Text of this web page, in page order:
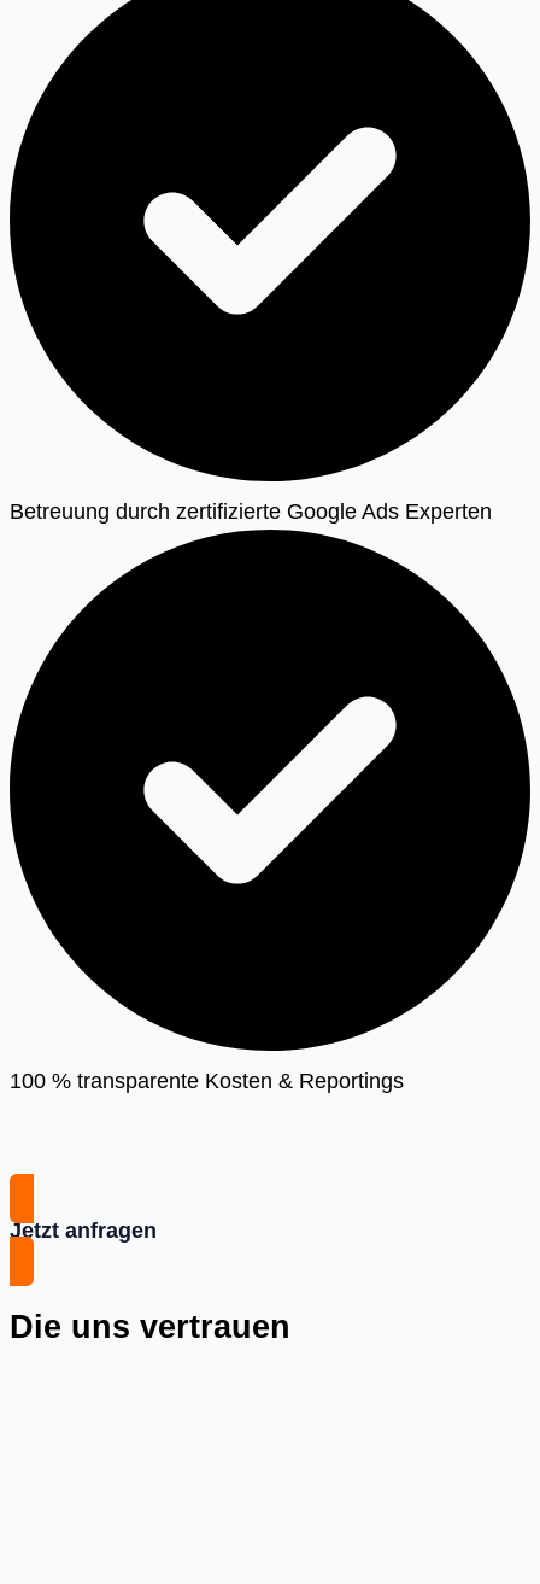
Betreuung durch zertifizierte Google Ads Experten
100 % transparente Kosten & Reportings
Jetzt anfragen
Die uns vertrauen